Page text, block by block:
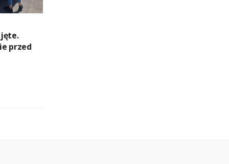
przed